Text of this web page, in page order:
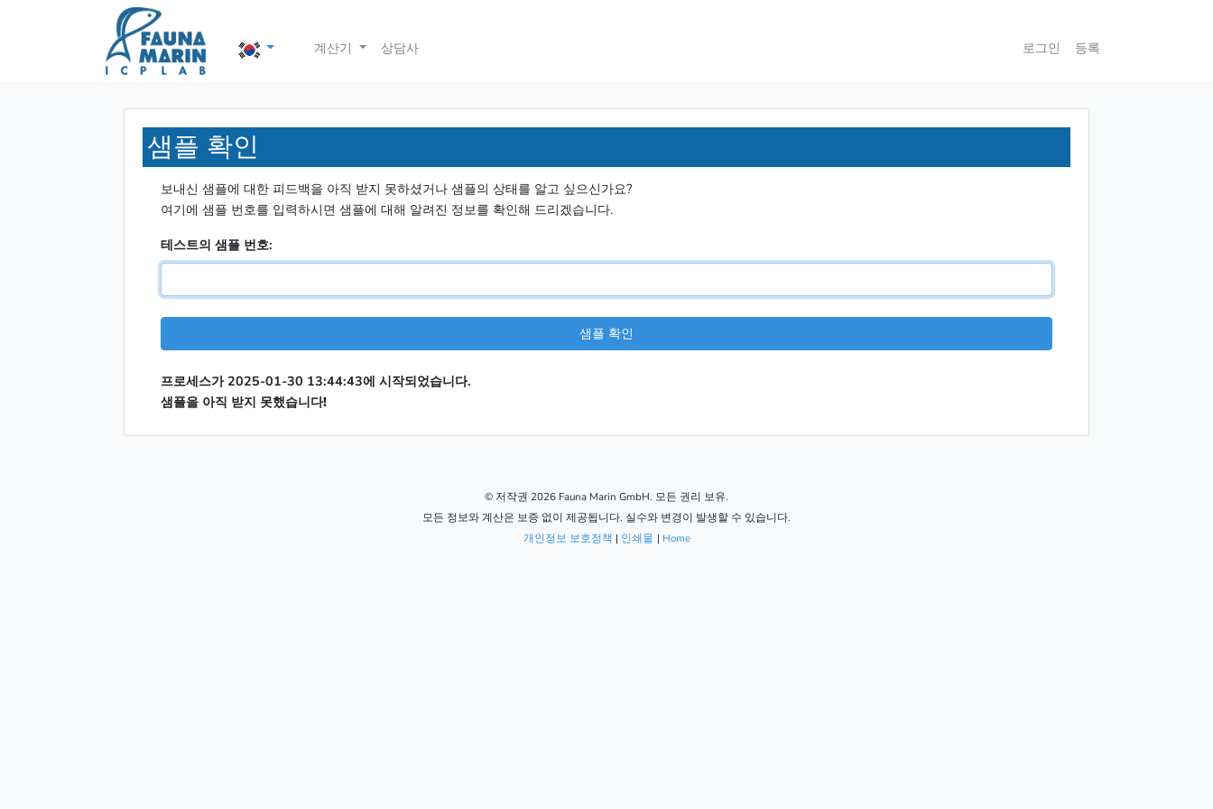
계산기 상담사 로그인 등록
샘플 확인
보내신 샘플에 대한 피드백을 아직 받지 못하셨거나 샘플의 상태를 알고 싶으신가요?
여기에 샘플 번호를 입력하시면 샘플에 대해 알려진 정보를 확인해 드리겠습니다.
테스트의 샘플 번호:
샘플 확인
프로세스가 2025-01-30 13:44:43에 시작되었습니다.
샘플을 아직 받지 못했습니다!
© 저작권 2026 Fauna Marin GmbH. 모든 권리 보유.
모든 정보와 계산은 보증 없이 제공됩니다. 실수와 변경이 발생할 수 있습니다.
개인정보 보호정책 | 인쇄물 | Home